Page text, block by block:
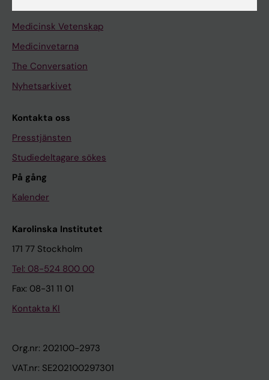
Medicinsk Vetenskap
Medicinvetarna
The Conversation
Nyhetsarkivet
Kontakta oss
Presstjänsten
Studiedeltagare sökes
På gång
Kalender
Karolinska Institutet
171 77 Stockholm
Tel: 08-524 800 00
Fax: 08-31 11 01
Kontakta KI
Org.nr: 202100-2973
VAT.nr: SE202100297301